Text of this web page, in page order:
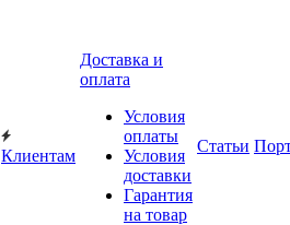
Клиентам
Доставка и
оплата
Условия
оплаты
Условия
доставки
Гарантия
на товар
Статьи